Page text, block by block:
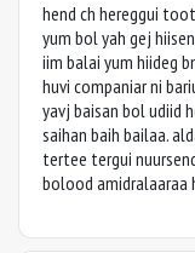
hend ch hereggui
yum bol yah gej
iim balai yum hiideg
huvi companiar ni
yavj baisan bol udiid
saihan baih bailaa.
tertee tergui
bolood amidralaaraa